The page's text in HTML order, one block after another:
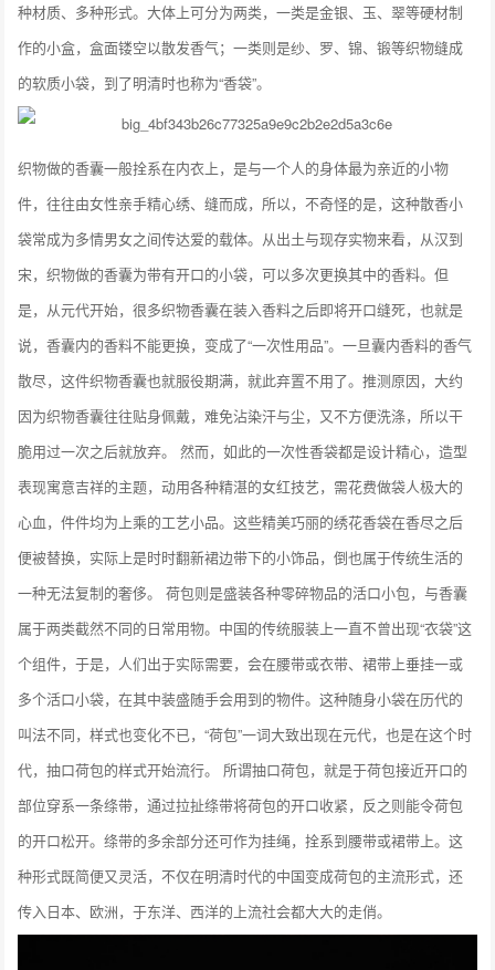
种材质、多种形式。大体上可分为两类，一类是金银、玉、翠等硬材制
作的小盒，盒面镂空以散发香气；一类则是纱、罗、锦、锻等织物缝成
的软质小袋，到了明清时也称为“香袋”。
织物做的香囊一般拴系在内衣上，是与一个人的身体最为亲近的小物
件，往往由女性亲手精心绣、缝而成，所以，不奇怪的是，这种散香小
袋常成为多情男女之间传达爱的载体。从出土与现存实物来看，从汉到
宋，织物做的香囊为带有开口的小袋，可以多次更换其中的香料。但
是，从元代开始，很多织物香囊在装入香料之后即将开口缝死，也就是
说，香囊内的香料不能更换，变成了“一次性用品”。一旦囊内香料的香气
散尽，这件织物香囊也就服役期满，就此弃置不用了。推测原因，大约
因为织物香囊往往贴身佩戴，难免沾染汗与尘，又不方便洗涤，所以干
脆用过一次之后就放弃。 然而，如此的一次性香袋都是设计精心，造型
表现寓意吉祥的主题，动用各种精湛的女红技艺，需花费做袋人极大的
心血，件件均为上乘的工艺小品。这些精美巧丽的绣花香袋在香尽之后
便被替换，实际上是时时翻新裙边带下的小饰品，倒也属于传统生活的
一种无法复制的奢侈。 荷包则是盛装各种零碎物品的活口小包，与香囊
属于两类截然不同的日常用物。中国的传统服装上一直不曾出现“衣袋”这
个组件，于是，人们出于实际需要，会在腰带或衣带、裙带上垂挂一或
多个活口小袋，在其中装盛随手会用到的物件。这种随身小袋在历代的
叫法不同，样式也变化不已，“荷包”一词大致出现在元代，也是在这个时
代，抽口荷包的样式开始流行。 所谓抽口荷包，就是于荷包接近开口的
部位穿系一条绦带，通过拉扯绦带将荷包的开口收紧，反之则能令荷包
的开口松开。绦带的多余部分还可作为挂绳，拴系到腰带或裙带上。这
种形式既简便又灵活，不仅在明清时代的中国变成荷包的主流形式，还
传入日本、欧洲，于东洋、西洋的上流社会都大大的走俏。